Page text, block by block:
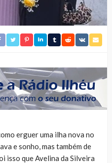
erguer uma ilha nova no
e sonho, mas também de
isso que Avelina da Silveira